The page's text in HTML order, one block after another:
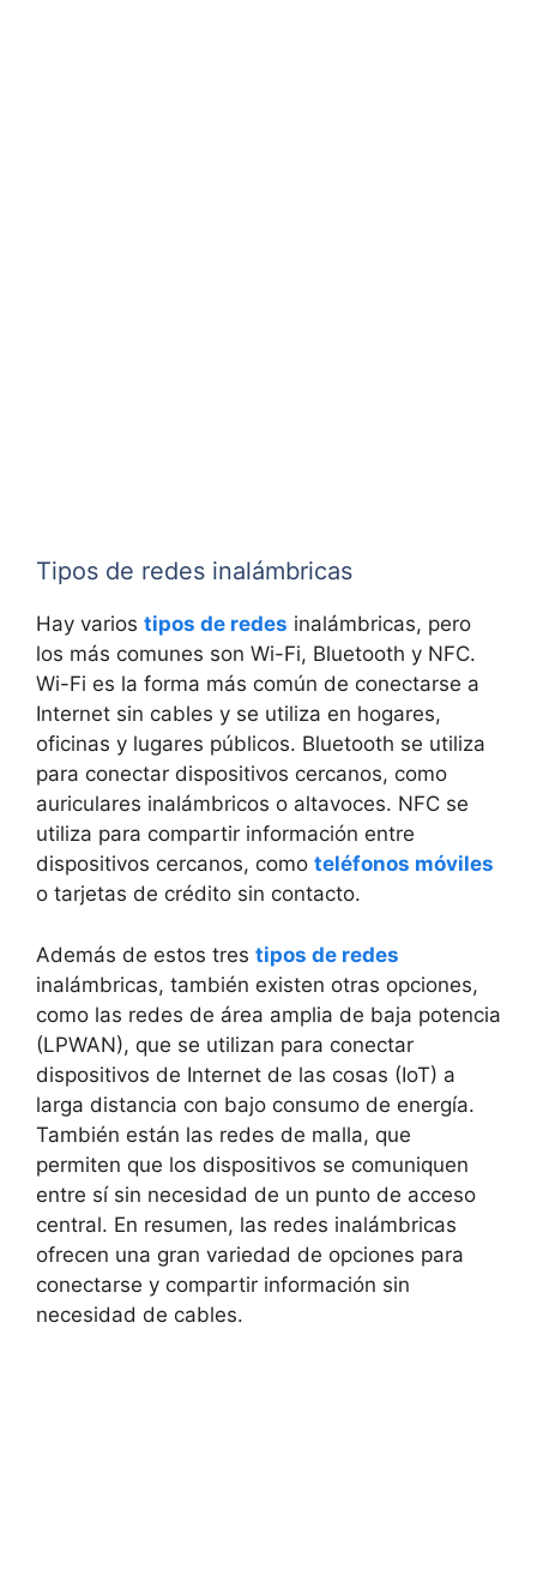
Tipos de redes inalámbricas
Hay varios tipos de redes inalámbricas, pero
los más comunes son Wi-Fi, Bluetooth y NFC.
Wi-Fi es la forma más común de conectarse a
Internet sin cables y se utiliza en hogares,
oficinas y lugares públicos. Bluetooth se utiliza
para conectar dispositivos cercanos, como
auriculares inalámbricos o altavoces. NFC se
utiliza para compartir información entre
dispositivos cercanos, como teléfonos móviles
o tarjetas de crédito sin contacto.
Además de estos tres tipos de redes
inalámbricas, también existen otras opciones,
como las redes de área amplia de baja potencia
(LPWAN), que se utilizan para conectar
dispositivos de Internet de las cosas (IoT) a
larga distancia con bajo consumo de energía.
También están las redes de malla, que
permiten que los dispositivos se comuniquen
entre sí sin necesidad de un punto de acceso
central. En resumen, las redes inalámbricas
ofrecen una gran variedad de opciones para
conectarse y compartir información sin
necesidad de cables.